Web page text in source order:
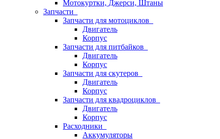
Мотокуртки, Джерси, Штаны
Запчасти
Запчасти для мотоциклов
Двигатель
Корпус
Запчасти для питбайков
Двигатель
Корпус
Запчасти для скутеров
Двигатель
Корпус
Запчасти для квадроциклов
Двигатель
Корпус
Расходники
Аккумуляторы